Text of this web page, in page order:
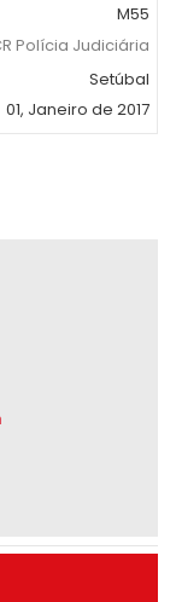
M55
Polícia Judiciária
Setúbal
01, Janeiro de 2017